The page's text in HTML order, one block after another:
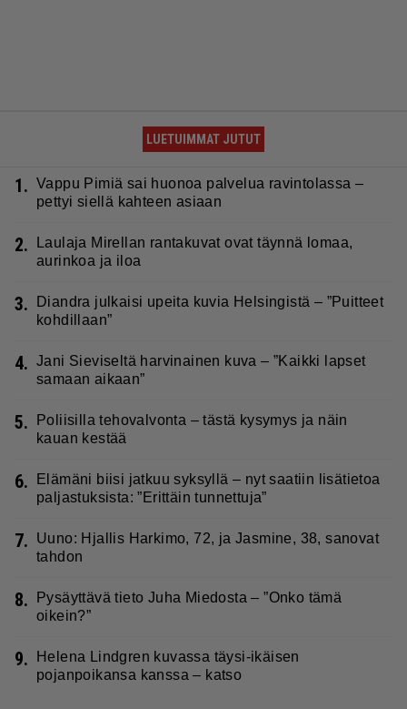
LUETUIMMAT JUTUT
1. Vappu Pimiä sai huonoa palvelua ravintolassa –
pettyi siellä kahteen asiaan
2.
Laulaja Mirellan rantakuvat ovat täynnä lomaa,
aurinkoa ja iloa
3.
Diandra julkaisi upeita kuvia Helsingistä – ”Puitteet
kohdillaan”
4. Jani Sieviseltä harvinainen kuva – ”Kaikki lapset
samaan aikaan”
5.
Poliisilla tehovalvonta – tästä kysymys ja näin
kauan kestää
6.
Elämäni biisi jatkuu syksyllä – nyt saatiin lisätietoa
paljastuksista: ”Erittäin tunnettuja”
7.
Uuno: Hjallis Harkimo, 72, ja Jasmine, 38, sanovat
tahdon
8.
Pysäyttävä tieto Juha Miedosta – ”Onko tämä
oikein?”
9.
Helena Lindgren kuvassa täysi-ikäisen
pojanpoikansa kanssa – katso